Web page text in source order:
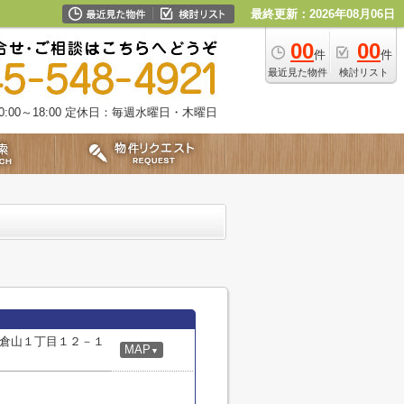
最終更新：2026年08月06日
00件
最近見た物件
00件
検討リスト
～18:00 定休日：毎週水曜日・木曜日
山１丁目１２－１
MAP ▼